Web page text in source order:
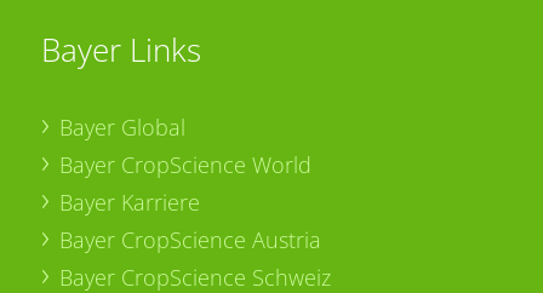
Bayer Links
Bayer Global
Bayer CropScience World
Bayer Karriere
Bayer CropScience Austria
Bayer CropScience Schweiz